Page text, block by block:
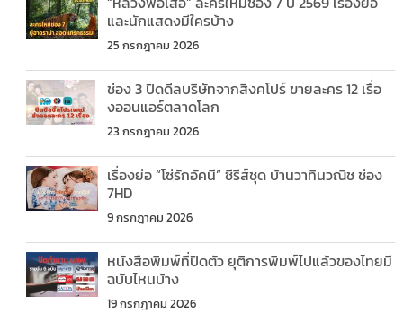
และนักแสดงมีใครบ้าง
25 กรกฎาคม 2026
ช่อง 3 ปิดดีลบริษัทจากสิงคโปร์ ขายละคร 12 เรื่อ
งออนแอร์ตลาดโลก
23 กรกฎาคม 2026
เรื่องย่อ “โซ่รักอัคนี” ซีรีส์ชุด บ้านวาทินวณิช ช่อง
7HD
9 กรกฎาคม 2026
หนังสือพิมพ์ที่ปิดตัว ยุติการพิมพ์ไปแล้วของไทยมี
ฉบับไหนบ้าง
19 กรกฎาคม 2026